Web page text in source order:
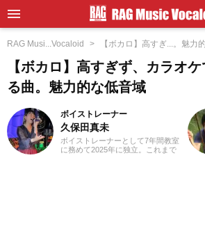
RAG Musi...Vocaloid 【ボカロ】高すぎ...。魅力
【ボカロ】高すぎず、カラオ
る曲。魅力的な低音域
ボイストレーナー
久保田真未
ボイストレーナーとして7年間教室
に務めて2025年に独立。これまで